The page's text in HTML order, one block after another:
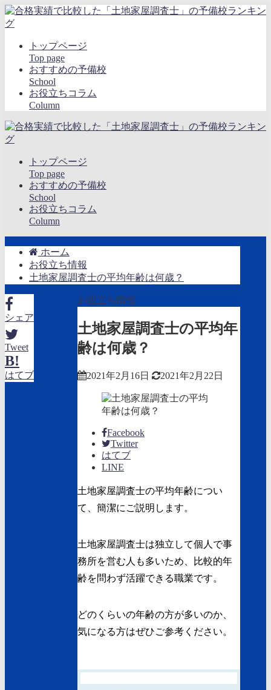
トップページ
Top page
おすすめの予備校
School
お役立ちコラム
Column
トップページ
Top page
おすすめの予備校
School
お役立ちコラム
Column
ホーム
お役立ち情報
土地家屋調査士の平均年齢は何歳？
シェア
Tweet
B!
はてブ
お役立ち情報
土地家屋調査士の平均年
齢は何歳？
2021年2月16日 2021年2月22日
Facebook
Twitter
はてブ
LINE
土地家屋調査士の平均年齢につい
て、簡潔にご説明します。
土地家屋調査士は独立して個人で事
務所を営む人も多いため、比較的年
齢を問わず活躍できる職業です。
どのくらいの年齢の方が多いのか、
気になる方はぜひご参考ください。